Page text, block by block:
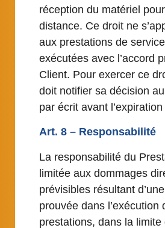
réception du matériel
distance. Ce droit ne
aux prestations de
exécutées avec l’accord
Client. Pour exercer ce
doit notifier sa décision
par écrit avant
Art. 8 – Responsabilité
La responsabilité du
limitée aux dommages
prévisibles résultant
prouvée dans l’exécution
prestations, dans la limite